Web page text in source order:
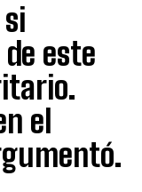
este
el